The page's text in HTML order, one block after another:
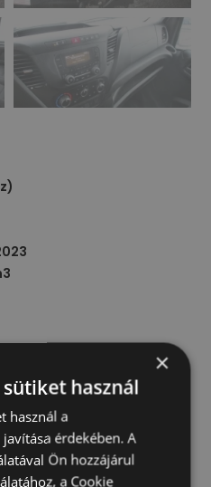
×
használ
használ a
érdekében. A
Ön hozzájárul
a Cookie